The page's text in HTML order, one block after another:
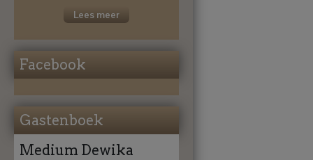
toekomstprognose
Lees meer
Facebook
Gastenboek
Medium Dewika